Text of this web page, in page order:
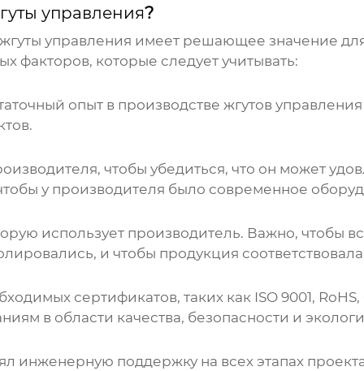
управления?
управления имеет решающее значение
факторов, которые следует учитывать:
опыт в производстве жгутов
чтобы убедиться, что он может
у производителя было современное
использует производитель. Важно, чтобы
и чтобы продукция
сертификатов, таких как ISO 9001,
в области качества, безопасности и
инженерную поддержку на всех этапах